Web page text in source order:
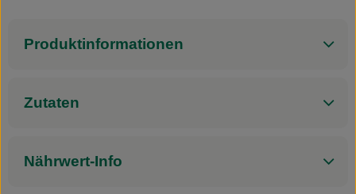
Produktinformationen
Zutaten
Nährwert-Info